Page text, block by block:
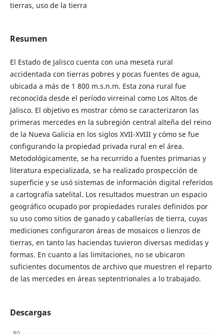
tierras, uso de la tierra
Resumen
El Estado de Jalisco cuenta con una meseta rural
accidentada con tierras pobres y pocas fuentes de agua,
ubicada a más de 1 800 m.s.n.m. Esta zona rural fue
reconocida desde el período virreinal como Los Altos de
Jalisco. El objetivo es mostrar cómo se caracterizaron las
primeras mercedes en la subregión central alteña del reino
de la Nueva Galicia en los siglos XVII-XVIII y cómo se fue
configurando la propiedad privada rural en el área.
Metodológicamente, se ha recurrido a fuentes primarias y
literatura especializada, se ha realizado prospección de
superficie y se usó sistemas de información digital referidos
a cartografía satelital. Los resultados muestran un espacio
geográfico ocupado por propiedades rurales definidos por
su uso como sitios de ganado y caballerías de tierra, cuyas
mediciones configuraron áreas de mosaicos o lienzos de
tierras, en tanto las haciendas tuvieron diversas medidas y
formas. En cuanto a las limitaciones, no se ubicaron
suficientes documentos de archivo que muestren el reparto
de las mercedes en áreas septentrionales a lo trabajado.
Descargas